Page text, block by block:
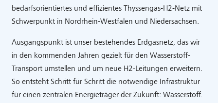
bedarfsorientiertes und effizientes Thyssengas-H2-Netz mit
Schwerpunkt in Nordrhein-Westfalen und Niedersachsen.
Ausgangspunkt ist unser bestehendes Erdgasnetz, das wir
in den kommenden Jahren gezielt für den Wasserstoff-
Transport umstellen und um neue H2-Leitungen erweitern.
So entsteht Schritt für Schritt die notwendige Infrastruktur
für einen zentralen Energieträger der Zukunft: Wasserstoff.